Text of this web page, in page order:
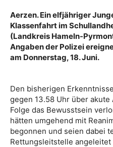
Aerzen. Ein elfjähriger
Klassenfahrt im
(Landkreis Hameln-
Angaben der Polizei
am Donnerstag, 18. Juni.
Den bisherigen
gegen 13.58 Uhr über
Folge das Bewusstsein
hätten umgehend mit
begonnen und seien dabei
Rettungsleitstelle angeleitet